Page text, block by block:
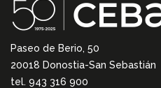
Paseo de Berio, 50
20018 Donostia-San Sebastián
tel. 943 316 900